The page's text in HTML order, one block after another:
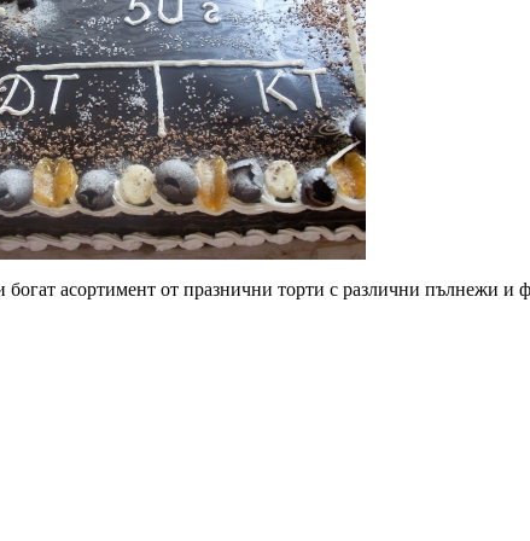
богат асортимент от празнични торти с различни пълнежи и